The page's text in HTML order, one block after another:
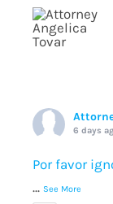
6 days
Por favor
... See More